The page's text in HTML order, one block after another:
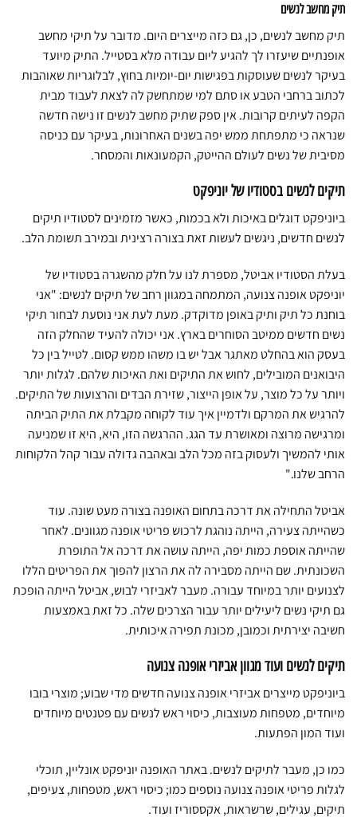
תיק מחשב לנשים
תיק מחשב לנשים, כן, גם כזה מייצרים היום. מדובר על תיקי מחשב
אופנתיים שיעזרו לך להגיע ליום עבודה מלא בסטייל. התיק מיועד
בעיקר לנשים שעוסקות בפגישות יום-יומיות בחוץ, לבלוגריות שאוהבות
לכתוב ברחבי הטבע או סתם למי שמתחשק לה לצאת לעבוד מבית
הקפה לעיתים קרובות. אין ספק שתיק מחשב לנשים זו נישה חדשה
שנראה כי מתפתחת ממש יפה בשנים האחרונות, בעיקר עם כניסה
מסיבית של נשים לעולם ההייטק, הקמעונאות והמסחר.
תיקים לנשים בסטודיו של יוניפקט
ביוניפקט דוגלים באיכות ולא בכמות, כאשר מזמינים לסטודיו תיקים
לנשים חדשים, ניגשים לעשות זאת בצורה רצינית ובמירב תשומת הלב.
בעלת הסטודיו אביטל, מספרת לנו על חלק מהשגרה בסטודיו של
יוניפקט אופנה צנועה, המתמחה במגוון רחב של תיקים לנשים: "אני
בוחנת כל תיק ותיק באופן מדוקדק. מעת לעת אני נוסעת לבחור תיקי
נשים חדשים ממיטב הסוחרים בארץ. אני יכולה להעיד שהחלק הזה
בעסק הוא בהחלט מאתגר אבל יש בו משהו ממש קסום. לטייל בין כל
היבואנים המובילים, לחוש את התיקים ואת האיכות שלהם. לגלות יותר
ויותר על כל מוצר, על אופן הייצור, שזירת הבדים והרצועות של התיקים.
להרגיש את המרקם ולדמיין איך עוד לקוחה מקבלת את התיק הביתה
ומרגישה מרוצה ומאושרת עד הגג. ההרגשה הזו, היא, היא זו שמניעה
אותי להמשיך ולעסוק בזה מכל הלב ובאהבה גדולה עבור קהל הלקוחות
הרחב שלנו."
אביטל התחילה את דרכה בתחום האופנה בצורה מעט שונה. עוד
כשהייתה צעירה, הייתה נוהגת לרכוש פריטי אופנה מגוונים. לאחר
שהייתה אוספת כמות יפה, הייתה עושה את דרכה אל התופרת
השכונתית. שם הייתה מסבירה לה את הרצון להפוך את הפריטים הללו
לצנועים יותר במיוחד עבורה. מעבר לאביזרי לבוש, אביטל הייתה הופכת
גם תיקי נשים ליעילים יותר עבור הצרכים שלה. כל זאת באמצעות
חשיבה יצירתית וכמובן, מכונת תפירה איכותית.
תיקים לנשים ועוד מגוון אביזרי אופנה צנועה
ביוניפקט מייצרים אביזרי אופנה צנועה חדשים מדי שבוע; מוצרי בובו
מיוחדים, מטפחות מעוצבות, כיסוי ראש לנשים עם פטנטים מיוחדים
ועוד המון הפתעות.
כמו כן, מעבר לתיקים לנשים. באתר האופנה יוניפקט אונליין, תוכלי
לגלות פריטי אופנה צנועה נוספים כמו; כיסוי ראש, מטפחות, צעיפים,
תיקים, עגילים, שרשראות, אקססוריז ועוד.